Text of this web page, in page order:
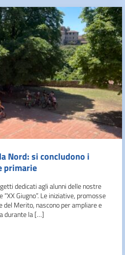
Nord: si concludono i
primarie
dedicati agli alunni delle nostre
“XX Giugno”. Le iniziative, promosse
del Merito, nascono per ampliare e
durante la […]